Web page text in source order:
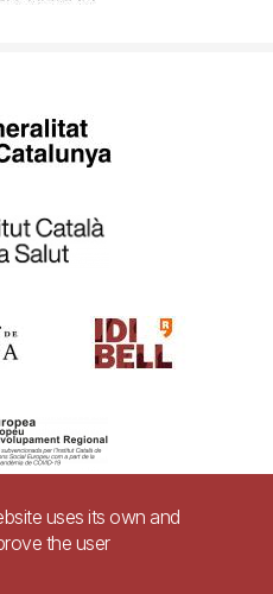
uses its own and
the user